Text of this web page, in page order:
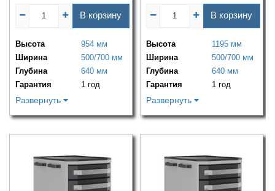
В корзину
Высота
954 мм
Ширина
500/700 мм
Глубина
640 мм
Гарантия
1 год
Развернуть
В корзину
Высота
1195 мм
Ширина
500/700 мм
Глубина
640 мм
Гарантия
1 год
Развернуть